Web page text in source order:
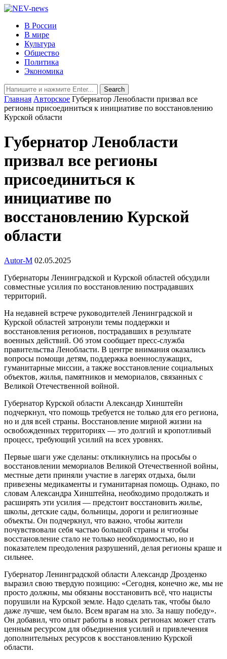
В России
В мире
Культура
Общество
Политика
Экономика
Главная Авторское Губернатор Ленобласти призвал все
регионы присоединиться к инициативе по восстановлению
Курской области
Губернатор Ленобласти
призвал все регионы
присоединиться к
инициативе по
восстановлению Курской
области
Autor-M 02.05.2025
Губернаторы Ленинградской и Курской областей обсудили
совместные усилия по восстановлению пострадавших
территорий.
На недавней встрече руководителей Ленинградской и
Курской областей затронули темы поддержки и
восстановления регионов, пострадавших в результате
военных действий. Об этом сообщает пресс-служба
правительства Ленобласти. В центре внимания оказались
вопросы помощи детям, поддержка военнослужащих,
гуманитарные миссии, а также восстановление социальных
объектов, жилья, памятников и мемориалов, связанных с
Великой Отечественной войной.
Губернатор Курской области Александр Хинштейн
подчеркнул, что помощь требуется не только для его региона,
но и для всей страны. Восстановление мирной жизни на
освобожденных территориях — это долгий и кропотливый
процесс, требующий усилий на всех уровнях.
Первые шаги уже сделаны: откликнулись на просьбы о
восстановлении мемориалов Великой Отечественной войны,
местные дети приняли участие в лагерях отдыха, были
привезены медикаменты и гуманитарная помощь. Однако, по
словам Александра Хинштейна, необходимо продолжать и
расширять эти усилия — предстоит восстановить жилье,
школы, детские сады, больницы, дороги и религиозные
объекты. Он подчеркнул, что важно, чтобы жители
почувствовали себя частью большой страны и чтобы
восстановление стало не только необходимостью, но и
показателем преодоления разрушений, делая регионы краше и
сильнее.
Губернатор Ленинградской области Александр Дрозденко
выразил свою твердую позицию: «Сегодня, конечно же, мы не
просто должны, мы обязаны восстановить всё, что нацисты
порушили на Курской земле. Надо сделать так, чтобы было
даже лучше, чем было. Всем врагам на зло. За нашу победу».
Он добавил, что опыт работы в новых регионах может стать
ценным ресурсом для объединения усилий и привлечения
дополнительных ресурсов к восстановлению Курской
области.